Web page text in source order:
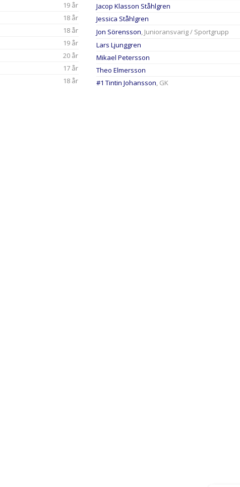
19 år
18 år
18 år
19 år
20 år
17 år
18 år
Jacop Klasson Ståhlgren
Jessica Ståhlgren
Jon Sörensson, Junioransvarig / Sportgrupp
Lars Ljunggren
Mikael Petersson
Theo Elmersson
#1 Tintin Johansson, GK